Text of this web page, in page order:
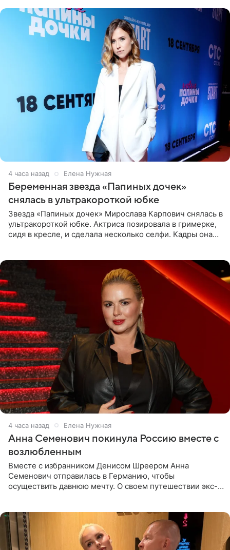
4 часа назад Елена Нужная
Беременная звезда «Папиных дочек»
снялась в ультракороткой юбке
Звезда «Папиных дочек» Мирослава Карпович снялась в
ультракороткой юбке. Актриса позировала в гримерке,
сидя в кресле, и сделала несколько селфи. Кадры она
4 часа назад Елена Нужная
Анна Семенович покинула Россию вместе с
возлюбленным
Вместе с избранником Денисом Шреером Анна
Семенович отправилась в Германию, чтобы
осуществить давнюю мечту. О своем путешествии экс-